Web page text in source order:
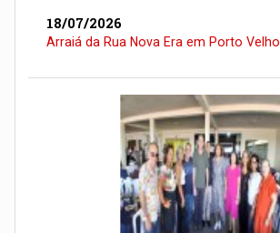
18/07/2026
Arraiá da Rua Nova Era em Porto Velho